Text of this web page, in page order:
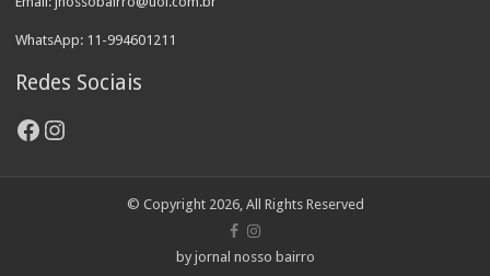
WhatsApp: 11-994601211
Redes Sociais
Facebook
Instagram
© Copyright 2026, All Rights Reserved
by jornal nosso bairro